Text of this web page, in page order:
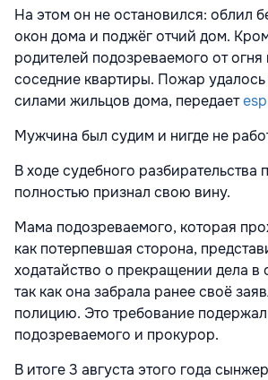
На этом он не остановился: облил
окон дома и поджёг отчий дом.
родителей подозреваемого от огня
соседние квартиры. Пожар
силами жильцов дома, передает
Мужчина был судим и нигде не
В ходе судебного разбирательства
полностью признал свою вину.
Мама подозреваемого, которая
как потерпевшая сторона,
ходатайство о прекращении дела в
так как она забрала ранее своё
полицию. Это требование
подозреваемого и прокурор.
В итоге 3 августа этого года